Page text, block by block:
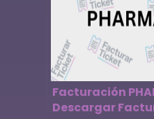
Facturación
Descargar